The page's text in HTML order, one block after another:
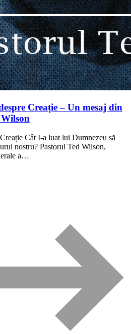
Creație – Un mesaj din
Cât I-a luat lui Dumnezeu să
nostru? Pastorul Ted Wilson,
a…